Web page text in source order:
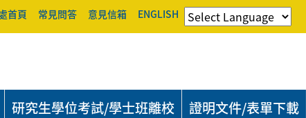
首頁 常見問答 意見信箱 ENGLISH
研究生學位考試/學士班離校 證明文件/表單下載